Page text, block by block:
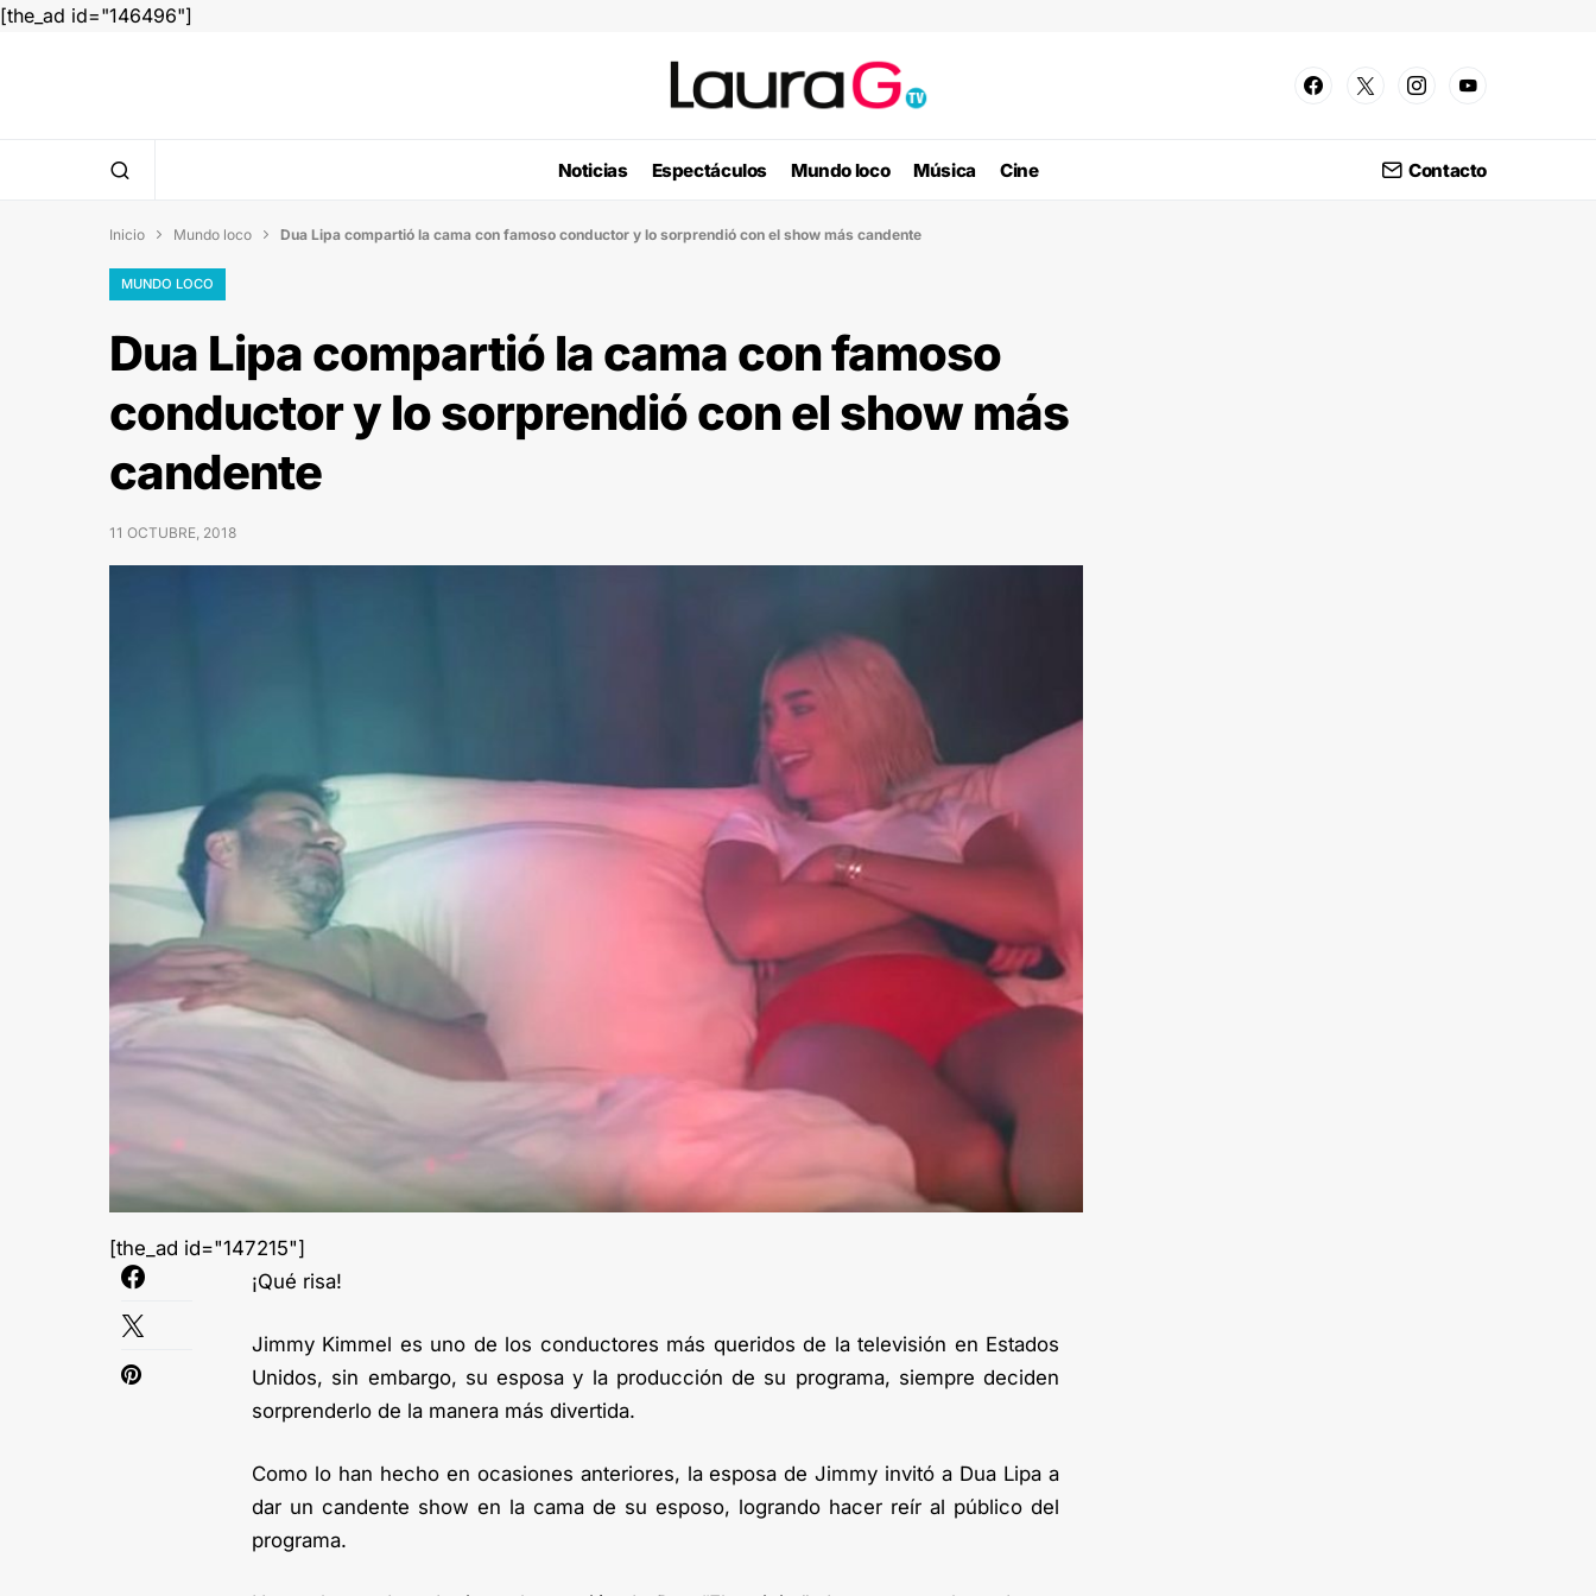
[the_ad id="146496"]
Noticias Espectáculos Mundo loco Música Cine Contacto
Inicio  Mundo loco  Dua Lipa compartió la cama con famoso conductor y lo sorprendió con el show más candente
MUNDO LOCO
Dua Lipa compartió la cama con famoso
conductor y lo sorprendió con el show más
candente
11 OCTUBRE, 2018
[the_ad id="147215"]
¡Qué risa!
Jimmy Kimmel es uno de los conductores más queridos de la televisión en Estados
Unidos, sin embargo, su esposa y la producción de su programa, siempre deciden
sorprenderlo de la manera más divertida.
Como lo han hecho en ocasiones anteriores, la esposa de Jimmy invitó a Dua Lipa a
dar un candente show en la cama de su esposo, logrando hacer reír al público del
programa.